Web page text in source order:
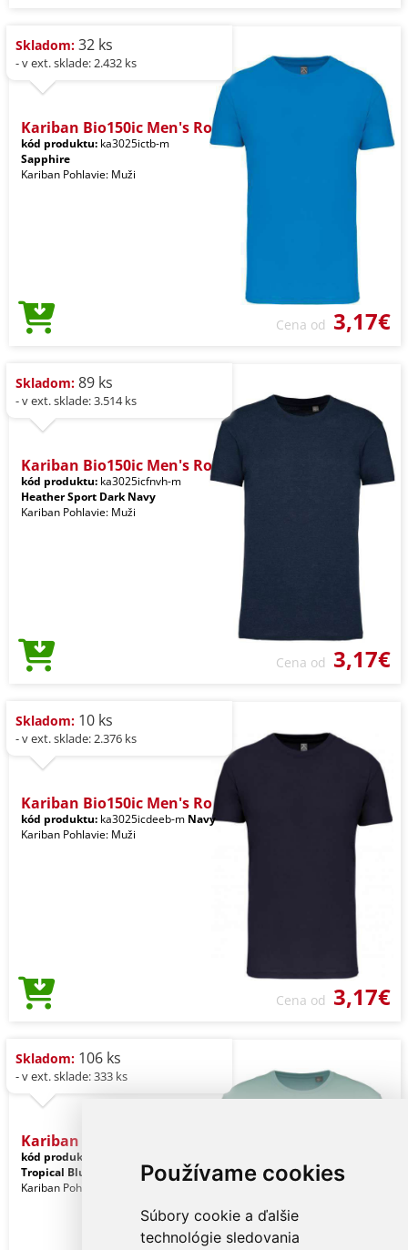
Používame cookies
Súbory cookie a ďalšie
technológie sledovania
Skladom: 32 ks
- v ext. sklade: 2.432 ks
Kariban Bio150ic Men's Ro
kód produktu: ka3025ictb-m
Sapphire
Kariban Pohlavie: Muži
Cena od 3,17€
Skladom: 89 ks
- v ext. sklade: 3.514 ks
Kariban Bio150ic Men's Ro
kód produktu: ka3025icfnvh-m
Heather Sport Dark Navy
Kariban Pohlavie: Muži
Cena od 3,17€
Skladom: 10 ks
- v ext. sklade: 2.376 ks
Kariban Bio150ic Men's Ro
kód produktu: ka3025icdeeb-m Navy
Kariban Pohlavie: Muži
Cena od 3,17€
Skladom: 106 ks
- v ext. sklade: 333 ks
Kariban Bio150ic Men's Ro
kód produktu:
Tropical Blue
Kariban Pohlavie: Muži